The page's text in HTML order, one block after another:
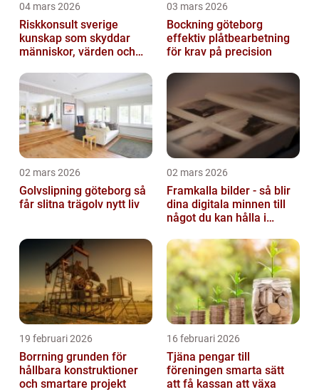
04 mars 2026
Riskkonsult sverige
kunskap som skyddar
människor, värden och
03 mars 2026
Bockning göteborg
effektiv plåtbearbetning
för krav på precision
02 mars 2026
Golvslipning göteborg så
får slitna trägolv nytt liv
02 mars 2026
Framkalla bilder - så blir
dina digitala minnen till
något du kan hålla i
19 februari 2026
Borrning grunden för
hållbara konstruktioner
och smartare projekt
16 februari 2026
Tjäna pengar till
föreningen smarta sätt
att få kassan att växa